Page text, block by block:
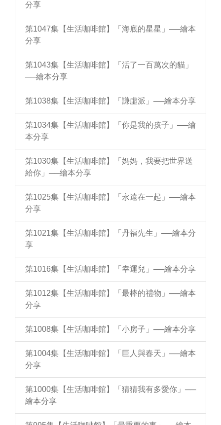
分享
第1047集【生活咖啡館】「海底的星星」──繪本
分享
第1043集【生活咖啡館】「活了一百萬次的貓」
──繪本分享
第1038集【生活咖啡館】「謙虛派」──繪本分享
第1034集【生活咖啡館】「你是我的孩子」──繪
本分享
第1030集【生活咖啡館】「媽媽，我要把世界送
給你」──繪本分享
第1025集【生活咖啡館】「永遠在一起」──繪本
分享
第1021集【生活咖啡館】「丹福先生」──繪本分
享
第1016集【生活咖啡館】「幸運兒」──繪本分享
第1012集【生活咖啡館】「最棒的禮物」──繪本
分享
第1008集【生活咖啡館】「小房子」──繪本分享
第1004集【生活咖啡館】「巨人與春天」──繪本
分享
第1000集【生活咖啡館】「猜猜我有多愛你」──
繪本分享